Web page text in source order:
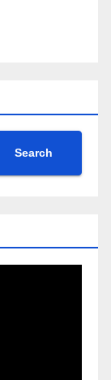
Search